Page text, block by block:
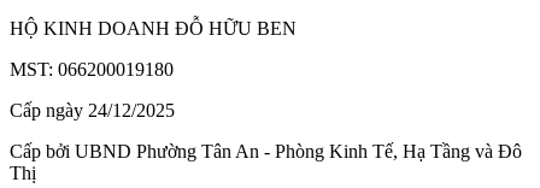
HỘ KINH DOANH ĐỖ HỮU BEN
MST: 066200019180
Cấp ngày 24/12/2025
Cấp bởi UBND Phường Tân An - Phòng Kinh Tế, Hạ Tầng và Đô
Thị